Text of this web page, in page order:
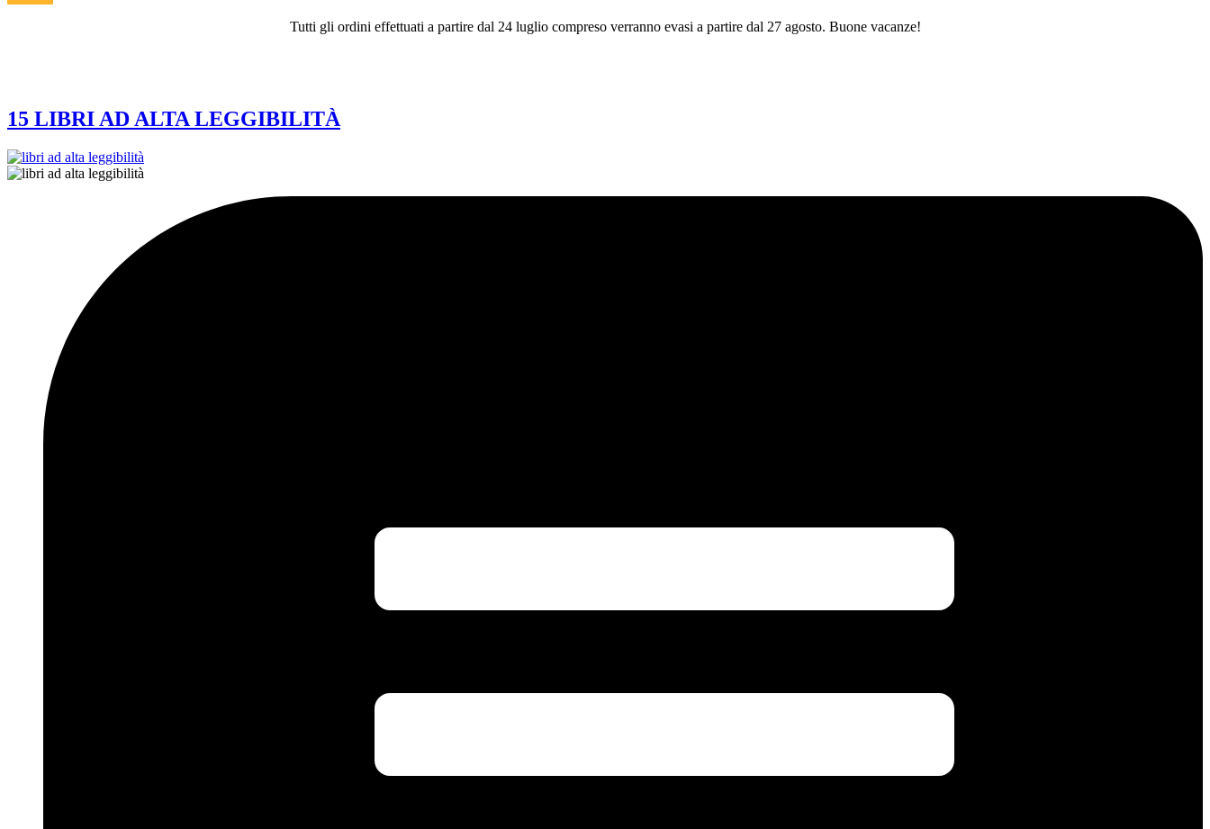
Tutti gli ordini effettuati a partire dal 24 luglio compreso verranno evasi a partire dal 27 agosto. Buone vacanze!
15 LIBRI AD ALTA LEGGIBILITÀ